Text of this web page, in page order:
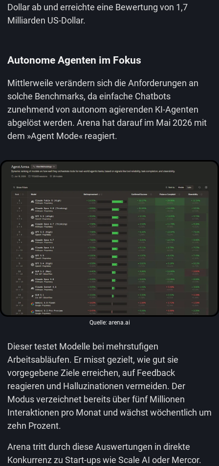
Dollar ab und erreichte eine Bewertung von 1,7
Milliarden US-Dollar.
Autonome Agenten im Fokus
Mittlerweile verändern sich die Anforderungen an
solche Benchmarks, da einfache Chatbots
zunehmend von autonom agierenden KI-Agenten
abgelöst werden. Arena hat darauf im Mai 2026 mit
dem »Agent Mode« reagiert.
Quelle: arena.ai
Dieser testet Modelle bei mehrstufigen
Arbeitsabläufen. Er misst gezielt, wie gut sie
vorgegebene Ziele erreichen, auf Feedback
reagieren und Halluzinationen vermeiden. Der
Modus verzeichnet bereits über fünf Millionen
Interaktionen pro Monat und wächst wöchentlich um
zehn Prozent.
Arena tritt durch diese Auswertungen in direkte
Konkurrenz zu Start-ups wie Scale AI oder Mercor.